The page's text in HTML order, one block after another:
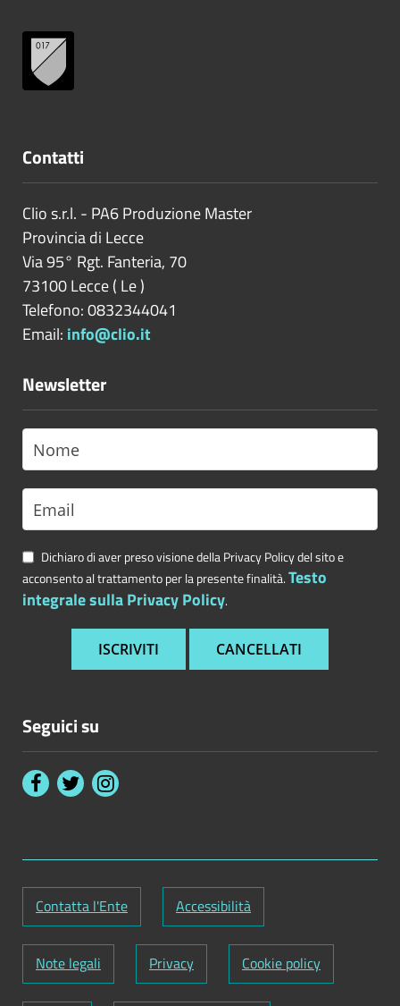
Contatti
Clio s.r.l. - PA6 Produzione Master
Provincia di Lecce
Via 95° Rgt. Fanteria, 70
73100Lecce( Le)
Telefono: 0832344041
Email: info@clio.it
Newsletter
Dichiaro di aver preso visione della Privacy Policy del sito e
acconsento al trattamento per la presente finalità.Testo
integrale sulla Privacy Policy.
Seguici su
Contatta l'Ente Accessibilità
Note legali Privacy Cookie policy